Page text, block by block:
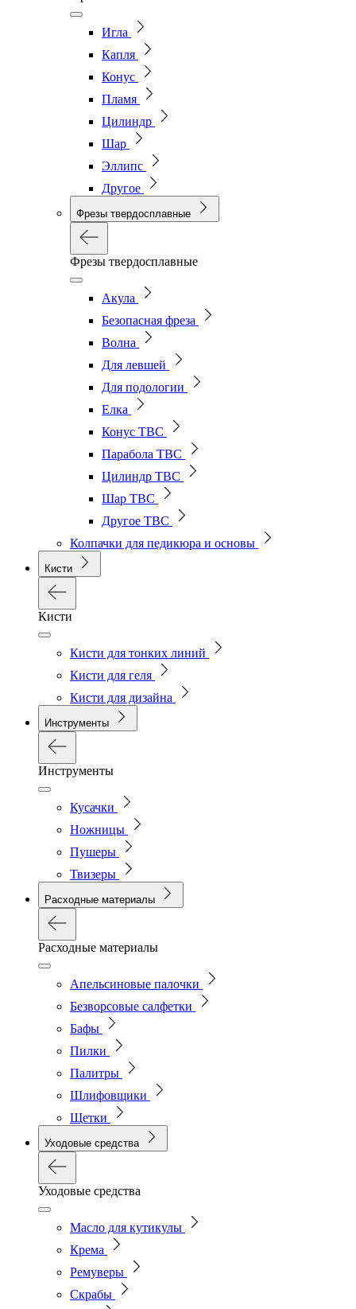
Игла
Капля
Конус
Пламя
Цилиндр
Шар
Эллипс
Другое
Фрезы твердосплавные
Фрезы твердосплавные
Акула
Безопасная фреза
Волна
Для левшей
Для подологии
Елка
Конус ТВС
Парабола ТВС
Цилиндр ТВС
Шар ТВС
Другое ТВС
Колпачки для педикюра и основы
Кисти
Кисти
Кисти для тонких линий
Кисти для геля
Кисти для дизайна
Инструменты
Инструменты
Кусачки
Ножницы
Пушеры
Твизеры
Расходные материалы
Расходные материалы
Апельсиновые палочки
Безворсовые салфетки
Бафы
Пилки
Палитры
Шлифовщики
Щетки
Уходовые средства
Уходовые средства
Масло для кутикулы
Крема
Ремуверы
Скрабы